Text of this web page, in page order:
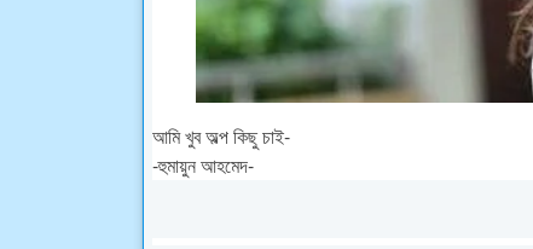
আমি খুব অল্প কিছু চাই-
-হুমায়ুন আহমেদ-